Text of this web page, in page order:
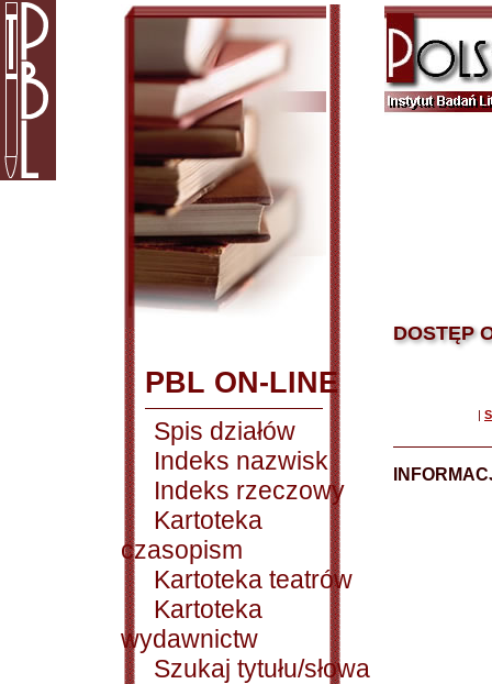
PBL ON-LINE
Spis działów
Indeks nazwisk
Indeks rzeczowy
Kartoteka
czasopism
Kartoteka teatrów
Kartoteka
wydawnictw
Szukaj tytułu/słowa
DOSTĘP
|